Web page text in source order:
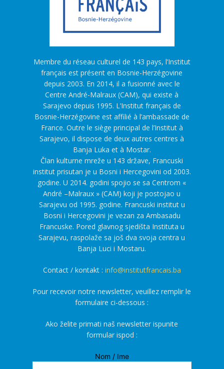
Membre du réseau culturel de 143 pays, l’Institut
français est présent en Bosnie-Herzégovine
depuis 2003. En 2014, il a fusionné avec le
Centre André-Malraux (CAM), qui existe à
Sarajevo depuis 1995. L’Institut français de
Bosnie-Herzégovine est affilié à l’ambassade de
France. Outre le siège principal de l’Institut à
Sarajevo, il dispose de deux autres centres à
Banja Luka et à Mostar.
Član kulturne mreže u 143 države, Francuski
institut prisutan je u Bosni i Hercegovini od 2003.
godine. U 2014. godini spojio se sa Centrom «
André –Malraux » (CAM) koji je postojao u
Sarajevu od 1995. godine. Francuski institut u
Bosni i Hercegovini je vezan za Ambasadu
Francuske. Pored glavnog sjedišta Instituta u
Sarajevu, raspolaže sa još dva svoja centra u
Banja Luci i Mostaru.
Contact / kontakt : info@institutfrancais.ba
Pour recevoir notre newsletter, veuillez remplir le
formulaire ci-dessous :
Ako želite primati naš newsletter ispunite
formular ispod :
Nom / Ime